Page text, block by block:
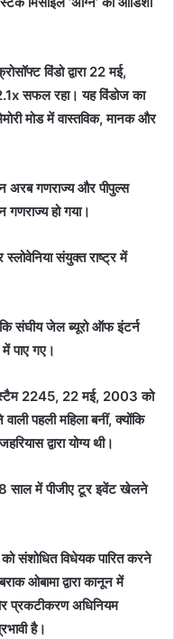
विंडो द्वारा 22 मई,
सफल रहा। यह विंडोज का
मोड में वास्तविक, मानक और
अरब गणराज्य और पीपुल्स
हो गया।
स्लोवेनिया संयुक्त राष्ट्र में
संघीय जेल ब्यूरो ऑफ इंटर्न
पाए गए।
2245, 22 मई, 2003 को
पहली महिला बनीं, क्योंकि
द्वारा योग्य थी।
साल में पीजीए टूर इवेंट खेलने
संशोधित विधेयक पारित करने
ओबामा द्वारा कानून में
और प्रकटीकरण अधिनियम
है।